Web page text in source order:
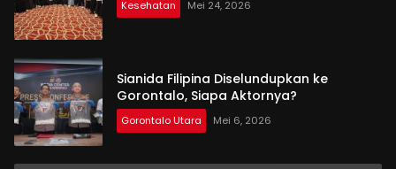
Kesehatan Mei 24, 2026
Sianida Filipina Diselundupkan ke
Gorontalo, Siapa Aktornya?
Gorontalo Utara Mei 6, 2026